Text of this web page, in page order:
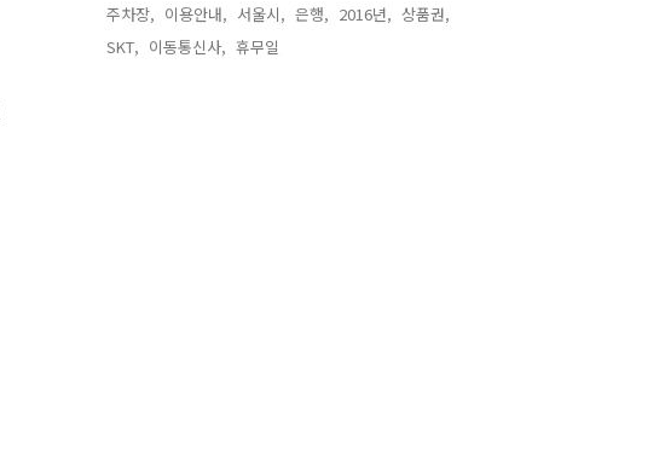
주차장, 이용안내, 서울시, 은행, 2016년, 상품권,
SKT, 이동통신사, 휴무일,